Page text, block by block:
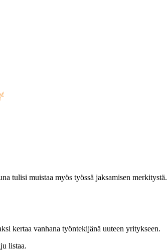
tulisi muistaa myös työssä jaksamisen merkitystä.
kertaa vanhana työntekijänä uuteen yritykseen.
listaa.